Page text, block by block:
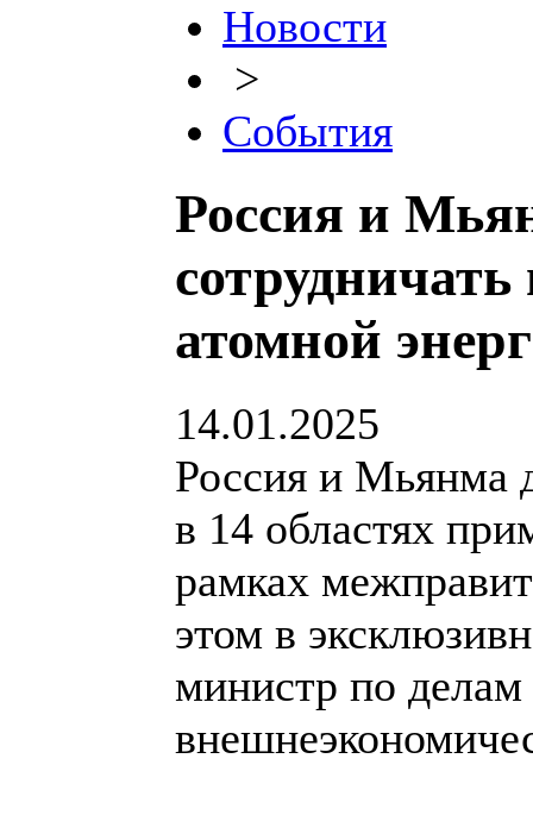
Новости
>
События
Россия и
атомной
14.01.2025
Россия и Мьянма
в 14 областях
рамках
этом в
министр по